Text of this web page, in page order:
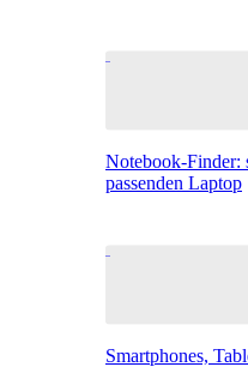
Notebook-Finder:
passenden Laptop
Smartphones,